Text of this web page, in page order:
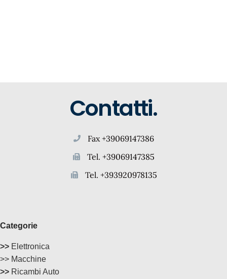
Contatti.
Fax +39069147386
Tel. +39069147385
Tel. +393920978135
Categorie
>> Elettronica
>> Macchine
>> Ricambi Auto